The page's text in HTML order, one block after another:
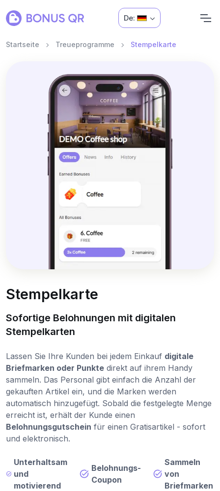
De:
Startseite Treueprogramme Stempelkarte
Stempelkarte
Sofortige Belohnungen mit digitalen
Stempelkarten
Lassen Sie Ihre Kunden bei jedem Einkauf digitale
Briefmarken oder Punkte direkt auf ihrem Handy
sammeln. Das Personal gibt einfach die Anzahl der
gekauften Artikel ein, und die Marken werden
automatisch hinzugefügt. Sobald die festgelegte Menge
erreicht ist, erhält der Kunde einen
Belohnungsgutschein für einen Gratisartikel - sofort
und elektronisch.
Unterhaltsam
und
motivierend
Belohnungs-
Coupon
Sammeln
von
Briefmarken